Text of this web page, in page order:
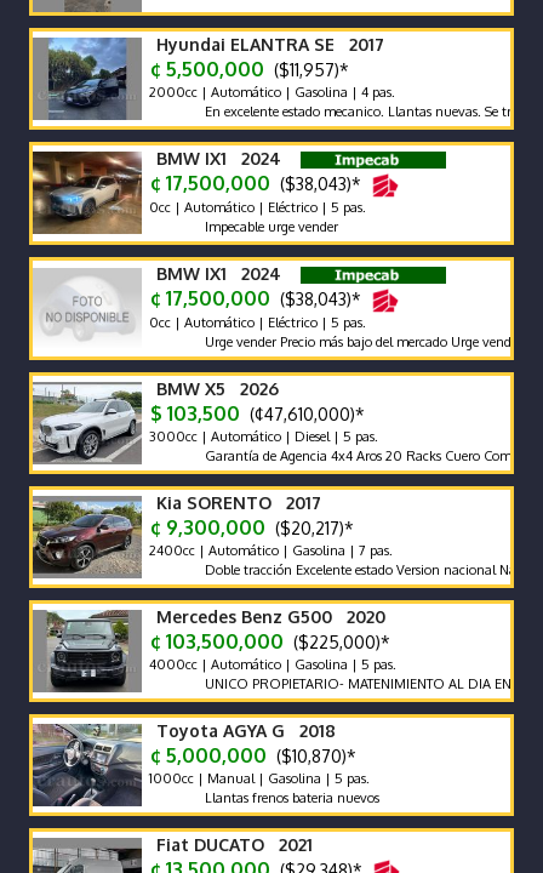
Hyundai ELANTRA SE 2017
¢ 5,500,000 ($11,957)*
2000cc | Automático | Gasolina | 4 pas.
En excelente estado mecanico. Llantas nuevas. Se traspasa
BMW IX1 2024
¢ 17,500,000 ($38,043)*
0cc | Automático | Eléctrico | 5 pas.
Impecable urge vender
BMW IX1 2024
¢ 17,500,000 ($38,043)*
0cc | Automático | Eléctrico | 5 pas.
Urge vender Precio más bajo del mercado Urge vender
BMW X5 2026
$ 103,500 (¢47,610,000)*
3000cc | Automático | Diesel | 5 pas.
Garantía de Agencia 4x4 Aros 20 Racks Cuero Compuerta
Kia SORENTO 2017
¢ 9,300,000 ($20,217)*
2400cc | Automático | Gasolina | 7 pas.
Doble tracción Excelente estado Version nacional Nada que
Mercedes Benz G500 2020
¢ 103,500,000 ($225,000)*
4000cc | Automático | Gasolina | 5 pas.
UNICO PROPIETARIO- MATENIMIENTO AL DIA EN AGENCIA
Toyota AGYA G 2018
¢ 5,000,000 ($10,870)*
1000cc | Manual | Gasolina | 5 pas.
Llantas frenos bateria nuevos
Fiat DUCATO 2021